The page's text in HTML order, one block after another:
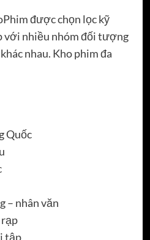
được chọn lọc kỹ
với nhiều nhóm đối tượng
nhau. Kho phim đa
Quốc
– nhân văn
tập